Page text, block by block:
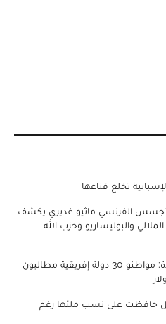
تخلع قناعها
الفرنسي ماثيو غديري يكشف
والبوليساريو وحزب الله
تأشيرة الدخول للولايات المتحدة: مواطنو 30 دولة إفريقية مطالبون
حافظت على نسب ملئها رغم